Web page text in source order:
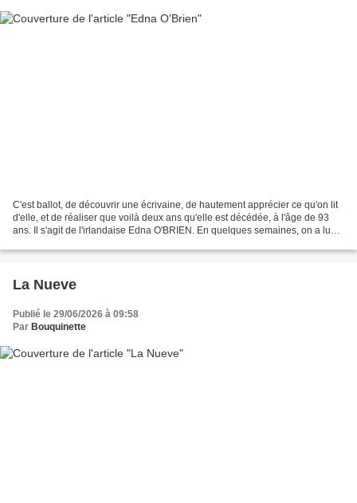
C'est ballot, de découvrir une écrivaine, de hautement apprécier ce qu'on lit
d'elle, et de réaliser que voilà deux ans qu'elle est décédée, à l'âge de 93
ans. Il s'agit de l'irlandaise Edna O'BRIEN. En quelques semaines, on a lu
La Nueve
Publié le 29/06/2026 à 09:58
Par Bouquinette